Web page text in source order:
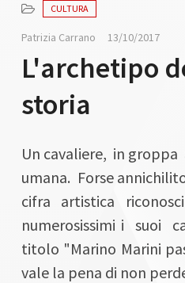
CULTURA
Patrizia Carrano 13/10/2017
L'archetipo
storia
Un cavaliere, in
umana. Forse
cifra artistica
numerosissimi i suoi
titolo "Marino Marini
vale la pena di non